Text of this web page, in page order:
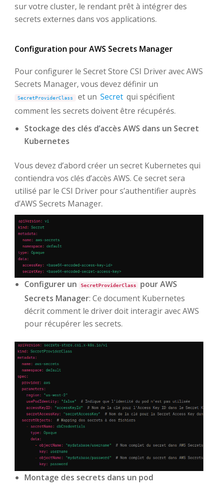
sur votre cluster, le rendant prêt à intégrer des
secrets externes dans vos applications.
Configuration pour AWS Secrets Manager
Pour configurer le Secret Store CSI Driver avec AWS
Secrets Manager, vous devez définir un
SecretProviderClass et un Secret qui spécifient
comment les secrets doivent être récupérés.
Stockage des clés d’accès AWS dans un Secret
Kubernetes
Vous devez d’abord créer un secret Kubernetes qui
contiendra vos clés d’accès AWS. Ce secret sera
utilisé par le CSI Driver pour s’authentifier auprès
d’AWS Secrets Manager.
Configurer un SecretProviderClass
pour AWS
Secrets Manager: Ce document Kubernetes
décrit comment le driver doit interagir avec AWS
pour récupérer les secrets.
Montage des secrets dans un pod